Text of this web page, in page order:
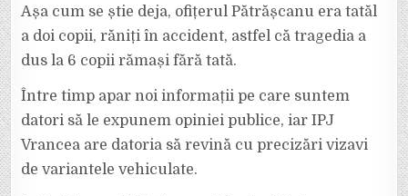
ROMEL,
ȘOFERUL
BMW-
ULUI,
COPII!
Așa cum se știe deja, ofițerul Pătrășcanu era tatăl
a doi copii, răniți în accident, astfel că tragedia a
dus la 6 copii rămași fără tată.
Între timp apar noi informații pe care suntem
datori să le expunem opiniei publice, iar IPJ
Vrancea are datoria să revină cu precizări vizavi
de variantele vehiculate.